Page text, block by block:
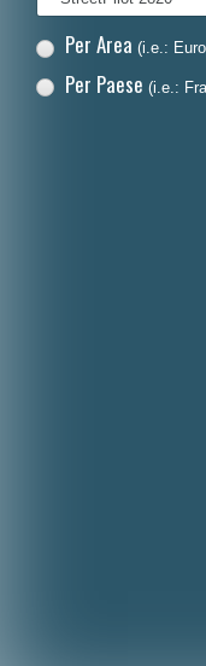
Dansk
Per Area (i.e.:
Per Paese (i.e.: